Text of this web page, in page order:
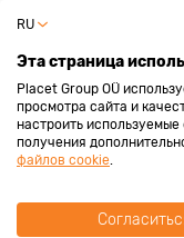
RU
Эта страница
Placet Group OÜ
просмотра сайта и
настроить
получения
файлов cookie.